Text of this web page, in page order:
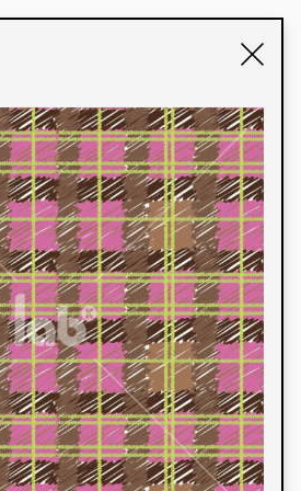
nossa identidade
nossos tecidos e estampas
em colaboração
e dando vida aos seus
Nossa extensa linha de
para diferentes mercados.
tecidos ecológicos e
ser acabados em
ou impressão digital.